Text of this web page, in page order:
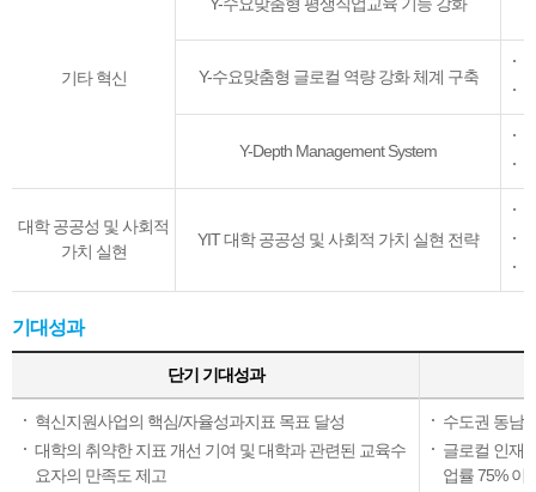
기타 혁신 Y-수요맞춤형 글로컬 역량 강화 체계 구축
Y-Depth Management System
대학 공공성 및 사회적
가치 실현
YIT 대학 공공성 및 사회적 가치 실현 전략
기대성과
단기 기대성과
혁신지원사업의 핵심/자율성과지표 목표 달성
대학의 취약한 지표 개선 기여 및 대학과 관련된 교육수
요자의 만족도 제고
수도권 동남
글로컬 인재
업률 75% 이